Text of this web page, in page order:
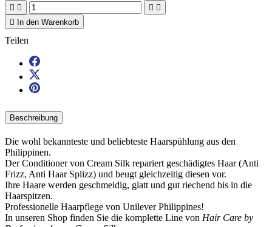
   

In den Warenkorb
Teilen
Beschreibung
Die wohl bekannteste und beliebteste Haarspühlung aus den
Philippinen.
Der Conditioner von Cream Silk repariert geschädigtes Haar (Anti
Frizz, Anti Haar Splizz) und beugt gleichzeitig diesen vor.
Ihre Haare werden geschmeidig, glatt und gut riechend bis in die
Haarspitzen.
Professionelle Haarpflege von Unilever Philippines!
In unseren Shop finden Sie die komplette Line von Hair Care by